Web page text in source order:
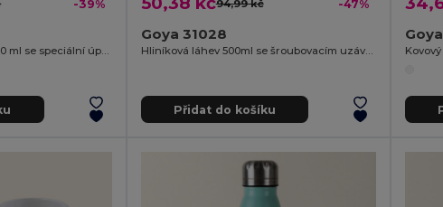
-39%
Bílý keramický hrnek 350 ml se speciální úpravou SUBLIMATION
94,99 kč -47%
Goya 31028
Hliníková láhev 500ml se šroubovacím uzávěrem
Přidat do košíku